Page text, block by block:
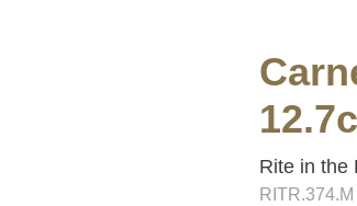
Rite in the
RITR.374.M